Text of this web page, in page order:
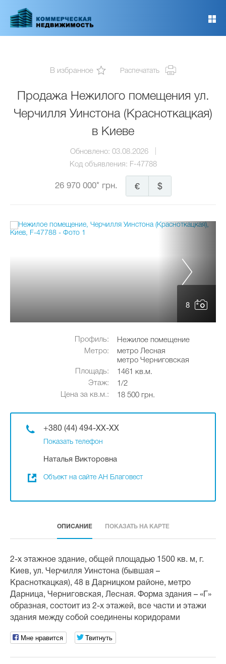
основному
В избранное Распечатать
Продажа Нежилого помещения ул.
Черчилля Уинстона (Красноткацкая)
в Киеве
Обновлено: 03.08.2026
Код объявления: F-47788
26 970 000* грн. $
€
8
Профиль:
Нежилое помещение
Метро:
метро Лесная
метро Черниговская
Площадь:
1461 кв.м.
Этаж:
1/2
Цена за кв.м.:
18 500 грн.
+380 (44) 494-XX-XX
Показать телефон
Наталья Викторовна
Объект на сайте АН Благовест
ОПИСАНИЕ ПОКАЗАТЬ НА КАРТЕ
2-х этажное здание, общей площадью 1500 кв. м, г.
Киев, ул. Черчилля Уинстона (бывшая –
Красноткацкая), 48 в Дарницком районе, метро
Дарница, Черниговская, Лесная. Форма здания – «Г»
образная, состоит из 2-х этажей, все части и этажи
здания между собой соединены коридорами
Мне нравится Твитнуть